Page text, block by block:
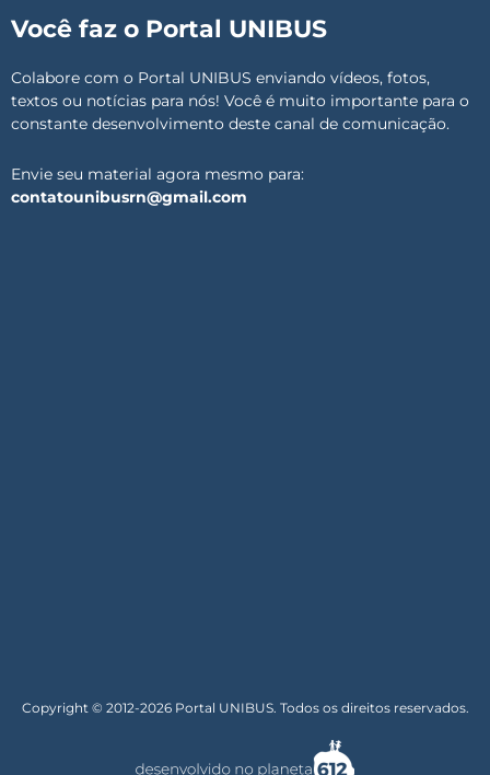
Você faz o Portal UNIBUS
Colabore com o Portal UNIBUS enviando vídeos, fotos,
textos ou notícias para nós! Você é muito importante para o
constante desenvolvimento deste canal de comunicação.
Envie seu material agora mesmo para:
contatounibusrn@gmail.com
Copyright © 2012-2026 Portal UNIBUS. Todos os direitos reservados.